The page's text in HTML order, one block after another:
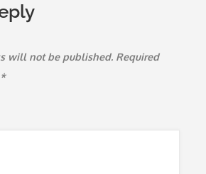
will not be published. Required
*